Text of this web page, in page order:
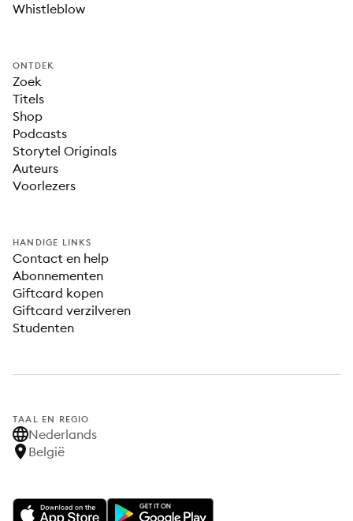
Whistleblow
ONTDEK
Zoek
Titels
Shop
Podcasts
Storytel Originals
Auteurs
Voorlezers
HANDIGE LINKS
Contact en help
Abonnementen
Giftcard kopen
Giftcard verzilveren
Studenten
TAAL EN REGIO
Nederlands
België